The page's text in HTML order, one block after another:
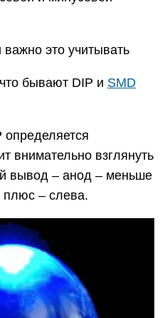
это учитывать
бывают DIP и SMD
определяется
внимательно взглянуть
вывод – анод – меньше
плюс – слева.